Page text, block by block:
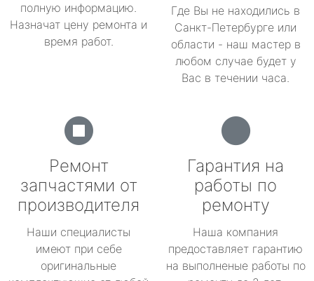
полную информацию.
Назначат цену ремонта и
время работ.
Где Вы не находились в
Санкт-Петербурге или
области - наш мастер в
любом случае будет у
Вас в течении часа.
Ремонт
запчастями от
производителя
Наши специалисты
имеют при себе
оригинальные
Гарантия на
работы по
ремонту
Наша компания
предоставляет гарантию
на выполненые работы по